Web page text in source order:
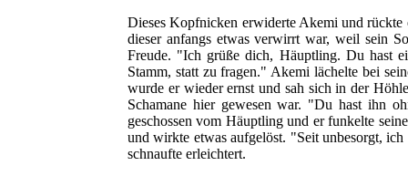
Dieses Kopfnicken erwiderte Akemi und
dieser anfangs etwas verwirrt war, weil sein
Freude. "Ich grüße dich, Häuptling. Du hast
Stamm, statt zu fragen." Akemi lächelte bei
wurde er wieder ernst und sah sich in der
Schamane hier gewesen war. "Du hast ihn
geschossen vom Häuptling und er funkelte
und wirkte etwas aufgelöst. "Seit unbesorgt,
schnaufte erleichtert.